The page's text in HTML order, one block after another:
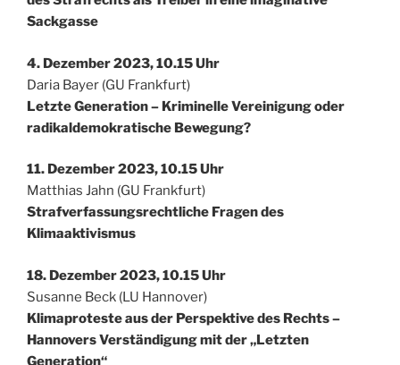
Sackgasse
4. Dezember 2023, 10.15 Uhr
Daria Bayer (GU Frankfurt)
Letzte Generation – Kriminelle Vereinigung oder
radikaldemokratische Bewegung?
11. Dezember 2023, 10.15 Uhr
Matthias Jahn (GU Frankfurt)
Strafverfassungsrechtliche Fragen des
Klimaaktivismus
18. Dezember 2023, 10.15 Uhr
Susanne Beck (LU Hannover)
Klimaproteste aus der Perspektive des Rechts –
Hannovers Verständigung mit der „Letzten
Generation“